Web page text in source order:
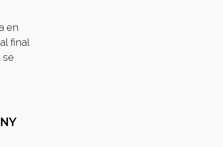
en
final
se